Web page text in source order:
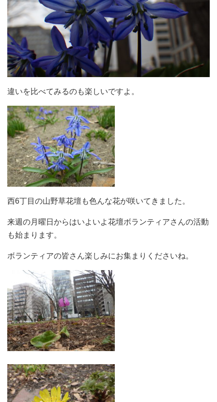
違いを比べてみるのも楽しいですよ。
西6丁目の山野草花壇も色んな花が咲いてきました。
来週の月曜日からはいよいよ花壇ボランティアさんの活動
も始まります。
ボランティアの皆さん楽しみにお集まりくださいね。